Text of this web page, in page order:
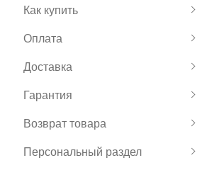
Как купить
Оплата
Доставка
Гарантия
Возврат товара
Персональный раздел